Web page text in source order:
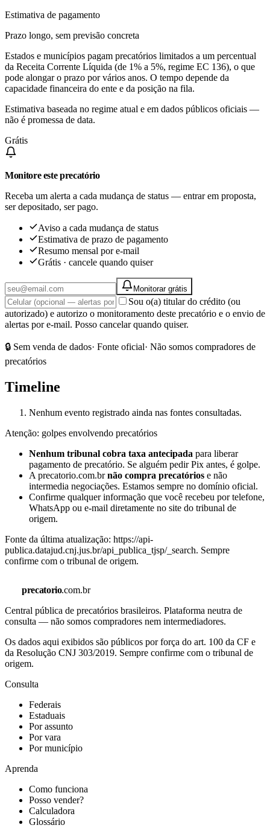
Estimativa de pagamento
Prazo longo, sem previsão concreta
Estados e municípios pagam precatórios limitados a um percentual
da Receita Corrente Líquida (de 1% a 5%, regime EC 136), o que
pode alongar o prazo por vários anos. O tempo depende da
capacidade financeira do ente e da posição na fila.
Estimativa baseada no regime atual e em dados públicos oficiais —
não é promessa de data.
Grátis
Monitore este precatório
Receba um alerta a cada mudança de status — entrar em proposta,
ser depositado, ser pago.
Aviso a cada mudança de status
Estimativa de prazo de pagamento
Resumo mensal por e-mail
Grátis · cancele quando quiser
Monitorar grátis
Sou o(a) titular do crédito (ou
autorizado) e autorizo o monitoramento deste precatório e o envio de
alertas por e-mail. Posso cancelar quando quiser.
🔒 Sem venda de dados· Fonte oficial· Não somos compradores de
precatórios
Timeline
Nenhum evento registrado ainda nas fontes consultadas.
Atenção: golpes envolvendo precatórios
Nenhum tribunal cobra taxa antecipada para liberar
pagamento de precatório. Se alguém pedir Pix antes, é golpe.
A precatorio.com.brnão compra precatórios e não
intermedia negociações. Estamos sempre no domínio oficial.
Confirme qualquer informação que você recebeu por telefone,
WhatsApp ou e-mail diretamente no site do tribunal de
origem.
Fonte da última atualização: https://api-
publica.datajud.cnj.jus.br/api_publica_tjsp/_search. Sempre
confirme com o tribunal de origem.
precatorio.com.br
Central pública de precatórios brasileiros. Plataforma neutra de
consulta — não somos compradores nem intermediadores.
Os dados aqui exibidos são públicos por força do art. 100 da CF e
da Resolução CNJ 303/2019. Sempre confirme com o tribunal de
origem.
Consulta
Federais
Estaduais
Por assunto
Por vara
Por município
Aprenda
Como funciona
Posso vender?
Calculadora
Glossário